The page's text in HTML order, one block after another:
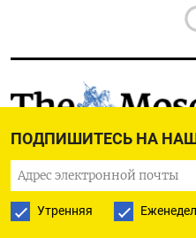
ПОДПИШИТЕСЬ НА
Утренняя
ПОДПИШИТЕСЬ НА НАШУ